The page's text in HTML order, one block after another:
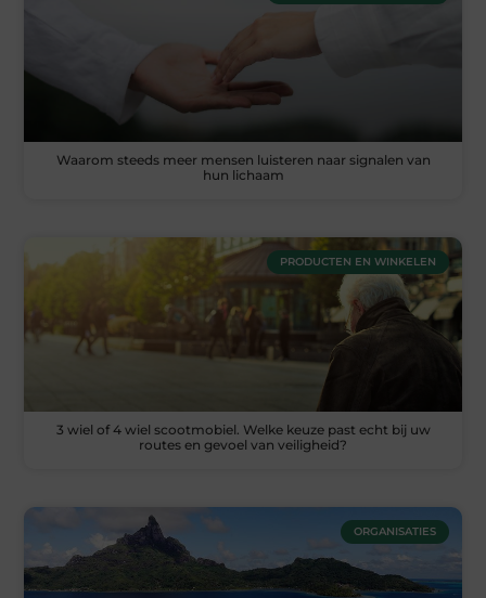
Waarom steeds meer mensen luisteren naar signalen van
hun lichaam
PRODUCTEN EN WINKELEN
3 wiel of 4 wiel scootmobiel. Welke keuze past echt bij uw
routes en gevoel van veiligheid?
ORGANISATIES